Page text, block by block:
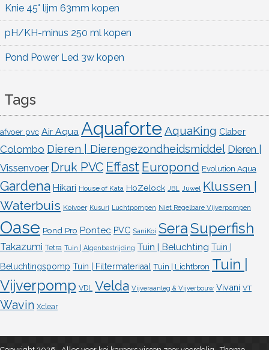
Knie 45° lijm 63mm kopen
pH/KH-minus 250 ml kopen
Pond Power Led 3w kopen
Tags
afvoer pvc Air Aqua Aquaforte AquaKing Claber
Colombo Dieren | Dierengezondheidsmiddel Dieren |
Vissenvoer Druk PVC Effast Europond Evolution Aqua
Gardena Hikari House of Kata HoZelock JBL Juwel Klussen |
Waterbuis Koivoer Kusuri Luchtpompen Niet Regelbare Vijverpompen
Oase Pond Pro Pontec PVC SaniKoi SeraSuperfish
Takazumi Tetra Tuin | Algenbestrijding Tuin | Beluchting Tuin |
Beluchtingspomp Tuin | Filtermateriaal Tuin | Lichtbron Tuin |
Vijverpomp VDL Velda Vijveraanleg & Vijverbouw Vivani VT
Wavin Xclear